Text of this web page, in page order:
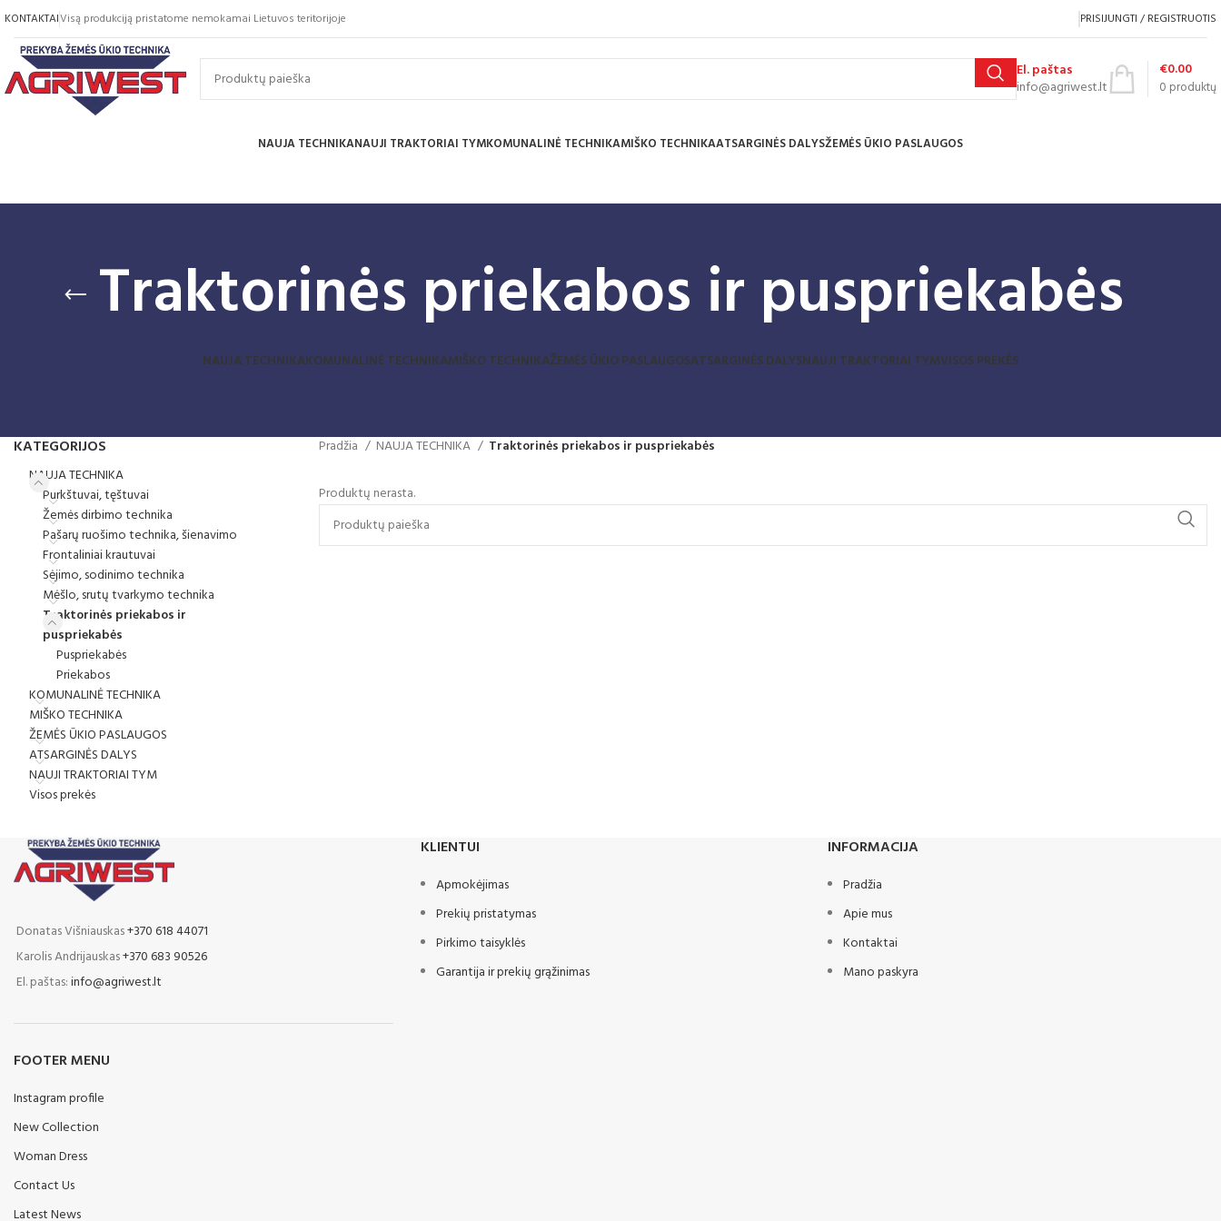
KONTAKTAIVisą produkciją pristatome nemokamai Lietuvos teritorijoje PRISIJUNGTI / REGISTRUOTIS
El. paštas
info@agriwest.lt
0 produktų
€0.00
NAUJA TECHNIKANAUJI TRAKTORIAI TYMKOMUNALINĖ TECHNIKAMIŠKO TECHNIKAATSARGINĖS DALYSŽEMĖS ŪKIO PASLAUGOS
Traktorinės priekabos ir puspriekabės
NAUJA TECHNIKAKOMUNALINĖ TECHNIKAMIŠKO TECHNIKAŽEMĖS ŪKIO PASLAUGOSATSARGINĖS DALYSNAUJI TRAKTORIAI TYMVISOS PREKĖS
KATEGORIJOS
NAUJA TECHNIKA
Purkštuvai, tęštuvai
Žemės dirbimo technika
Pašarų ruošimo technika, šienavimo
Frontaliniai krautuvai
Sėjimo, sodinimo technika
Mėšlo, srutų tvarkymo technika
Traktorinės priekabos ir
puspriekabės
Puspriekabės
Priekabos
KOMUNALINĖ TECHNIKA
MIŠKO TECHNIKA
ŽEMĖS ŪKIO PASLAUGOS
ATSARGINĖS DALYS
NAUJI TRAKTORIAI TYM
Visos prekės
Pradžia NAUJA TECHNIKA Traktorinės priekabos ir puspriekabės
Produktų nerasta.
Donatas Višniauskas+370 618 44071
Karolis Andrijauskas+370 683 90526
El. paštas:info@agriwest.lt
FOOTER MENU
Instagram profile
New Collection
Woman Dress
Contact Us
Latest News
KLIENTUI
Apmokėjimas
Prekių pristatymas
Pirkimo taisyklės
Garantija ir prekių grąžinimas
INFORMACIJA
Pradžia
Apie mus
Kontaktai
Mano paskyra